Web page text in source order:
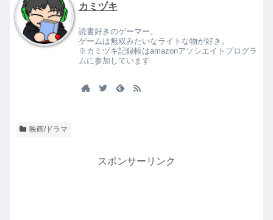
カミヅキ
読書好きのゲーマー。
ゲームは無双みたいなライトな物が好き。
※カミヅキ記録帳はamazonアソシエイトプログラ
ムに参加しています
映画/ドラマ
スポンサーリンク